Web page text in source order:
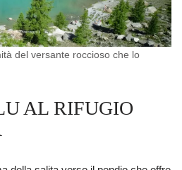
del versante roccioso che lo
AL RIFUGIO